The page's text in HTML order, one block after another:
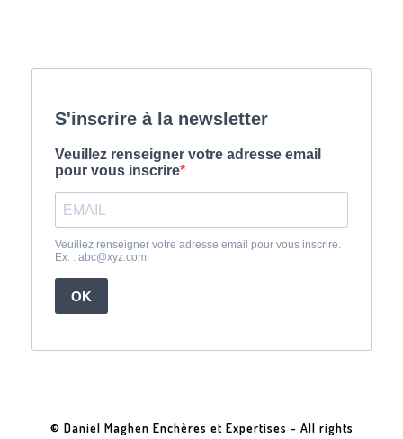
© Daniel Maghen Enchères et Expertises - All rights